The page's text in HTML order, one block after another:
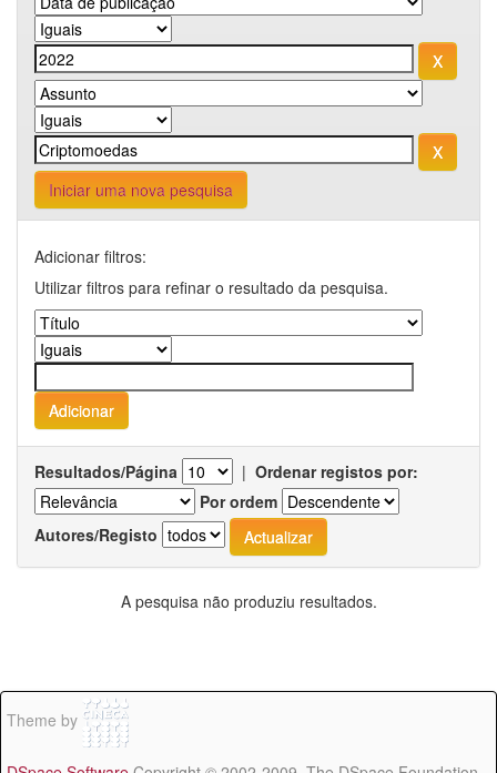
Iniciar uma nova pesquisa
Adicionar filtros:
Utilizar filtros para refinar o resultado da pesquisa.
Resultados/Página | Ordenar registos por:
Por ordem
Autores/Registo
A pesquisa não produziu resultados.
Theme by